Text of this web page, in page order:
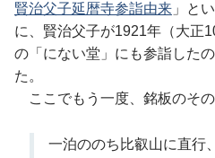
賢治父子延暦寺参詣由来 」と
に、賢治父子が1921年（大正
の「にない堂」にも参詣した
た。
ここでもう一度、銘板のその
一泊ののち比叡山に直行